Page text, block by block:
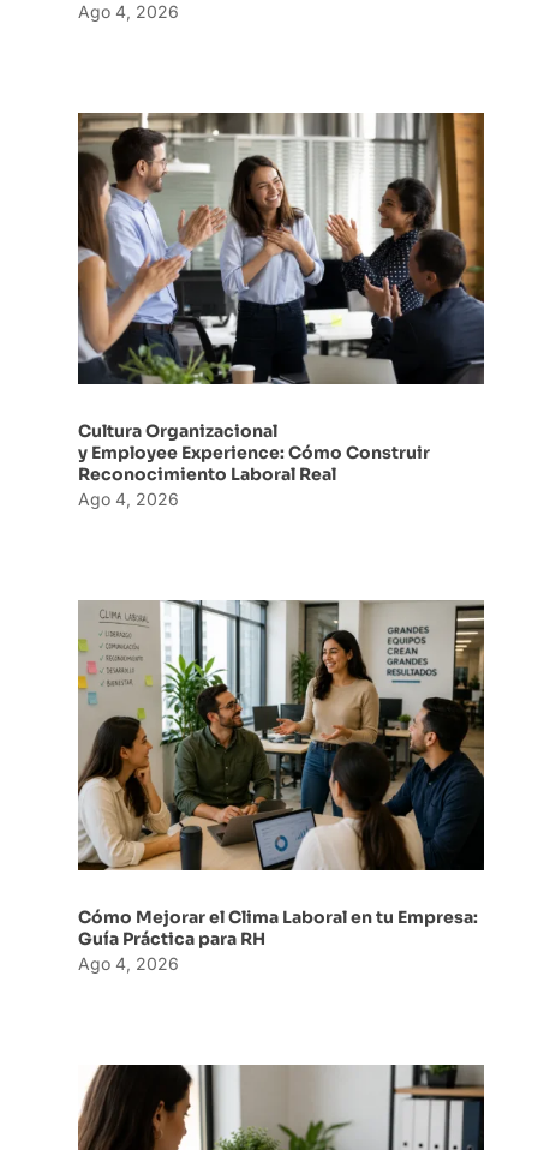
Ago 4, 2026
Cultura Organizacional
y Employee Experience: Cómo Construir
Reconocimiento Laboral Real
Ago 4, 2026
Cómo Mejorar el Clima Laboral en tu Empresa:
Guía Práctica para RH
Ago 4, 2026